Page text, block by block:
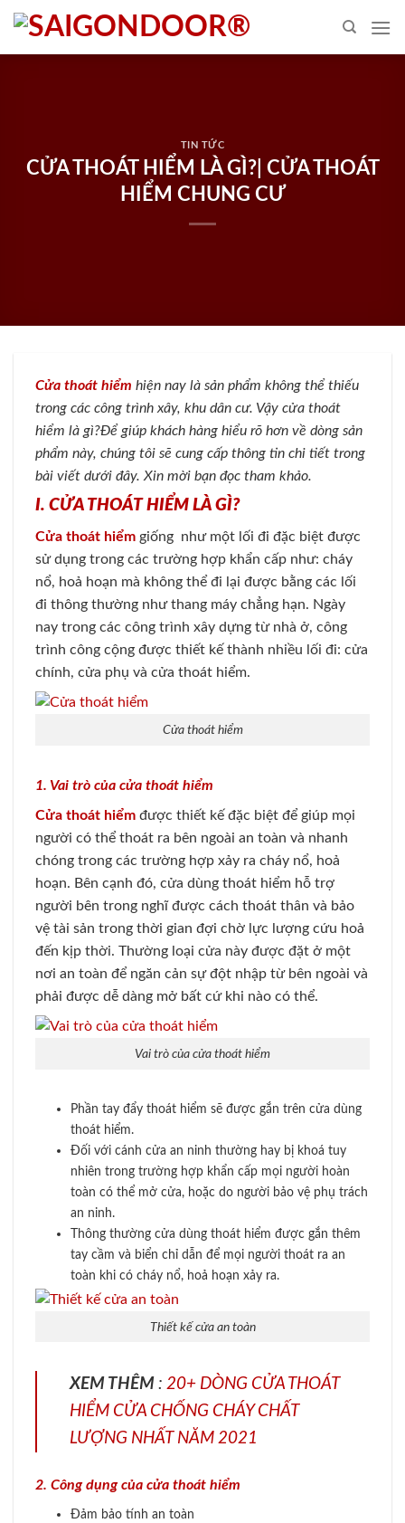
Skip
content
TIN TỨC
CỬA THOÁT HIỂM LÀ GÌ?| CỬA THOÁT
HIỂM CHUNG CƯ
Cửa thoát hiểm hiện nay là sản phẩm không thể thiếu
trong các công trình xây, khu dân cư. Vậy cửa thoát
hiểm là gì?Để giúp khách hàng hiểu rõ hơn về dòng sản
phẩm này, chúng tôi sẽ cung cấp thông tin chi tiết trong
bài viết dưới đây. Xin mời bạn đọc tham khảo.
I. CỬA THOÁT HIỂM LÀ GÌ?
Cửa thoát hiểm giống như một lối đi đặc biệt được
sử dụng trong các trường hợp khẩn cấp như: cháy
nổ, hoả hoạn mà không thể đi lại được bằng các lối
đi thông thường như thang máy chẳng hạn. Ngày
nay trong các công trình xây dựng từ nhà ở, công
trình công cộng được thiết kế thành nhiều lối đi: cửa
chính, cửa phụ và cửa thoát hiểm.
Cửa thoát hiểm
1. Vai trò của cửa thoát hiểm
Cửa thoát hiểm được thiết kế đặc biệt để giúp mọi
người có thể thoát ra bên ngoài an toàn và nhanh
chóng trong các trường hợp xảy ra cháy nổ, hoả
hoạn. Bên cạnh đó, cửa dùng thoát hiểm hỗ trợ
người bên trong nghĩ được cách thoát thân và bảo
vệ tài sản trong thời gian đợi chờ lực lượng cứu hoả
đến kịp thời. Thường loại cửa này được đặt ở một
nơi an toàn để ngăn cản sự đột nhập từ bên ngoài và
phải được dễ dàng mở bất cứ khi nào có thể.
Vai trò của cửa thoát hiểm
Phần tay đẩy thoát hiểm sẽ được gắn trên cửa dùng
thoát hiểm.
Đối với cánh cửa an ninh thường hay bị khoá tuy
nhiên trong trường hợp khẩn cấp mọi người hoàn
toàn có thể mở cửa, hoặc do người bảo vệ phụ trách
an ninh.
Thông thường cửa dùng thoát hiểm được gắn thêm
tay cầm và biển chỉ dẫn để mọi người thoát ra an
toàn khi có cháy nổ, hoả hoạn xảy ra.
Thiết kế cửa an toàn
XEM THÊM : 20+ DÒNG CỬA THOÁT
HIỂM CỬA CHỐNG CHÁY CHẤT
LƯỢNG NHẤT NĂM 2021
2. Công dụng của cửa thoát hiểm
Đảm bảo tính an toàn